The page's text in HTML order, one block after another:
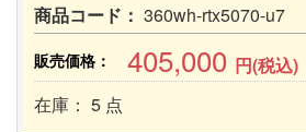
商品コード： 360wh-rtx5070-u7
販売価格： 405,000 円(税込)
在庫： 5 点